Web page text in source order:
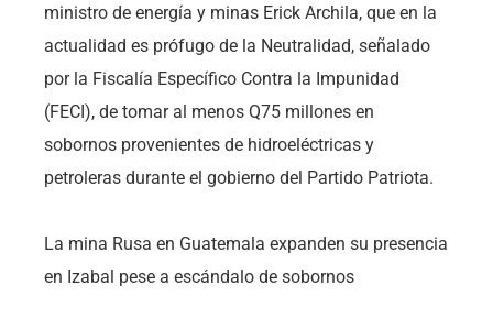
ministro de energía y minas Erick Archila, que en la
actualidad es prófugo de la Neutralidad, señalado
por la Fiscalía Específico Contra la Impunidad
(FECI), de tomar al menos Q75 millones en
sobornos provenientes de hidroeléctricas y
petroleras durante el gobierno del Partido Patriota.
La mina Rusa en Guatemala expanden su presencia
en Izabal pese a escándalo de sobornos